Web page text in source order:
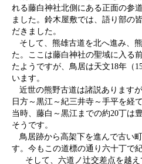
れる藤白神社北側にある正面の参
ました。鈴木屋敷では、語り部の
だきました。
そして、熊雄古道を北へ進み、
た。ここは藤白神社の聖域に入る
たようですが、鳥居は天文18年（
います。
近世の熊野古道は諸説あります
日方～黒江～紀三井寺～手平を経
当時、藤白～黒江までの約20丁は
そうです。
鳥居跡から高架下を進んで古い
す。今もこの道標の通り六十丁で
そして、六道ノ辻交差点を越